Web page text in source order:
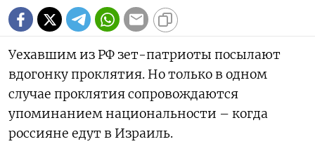
Уехавшим из РФ зет-патриоты посылают
вдогонку проклятия. Но только в одном
случае проклятия сопровождаются
упоминанием национальности – когда
россияне едут в Израиль.